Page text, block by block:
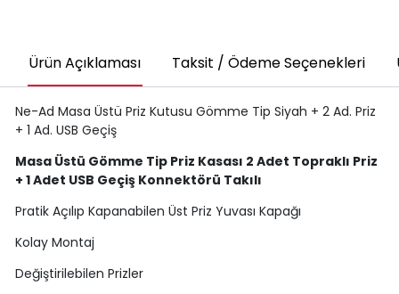
Ürün Açıklaması Taksit / Ödeme Seçenekleri
Ne-Ad Masa Üstü Priz Kutusu Gömme Tip Siyah + 2 Ad. Priz
+ 1 Ad. USB Geçiş
Masa Üstü Gömme Tip Priz Kasası 2 Adet Topraklı Priz
+ 1 Adet USB Geçiş Konnektörü Takılı
Pratik Açılıp Kapanabilen Üst Priz Yuvası Kapağı
Kolay Montaj
Değiştirilebilen Prizler